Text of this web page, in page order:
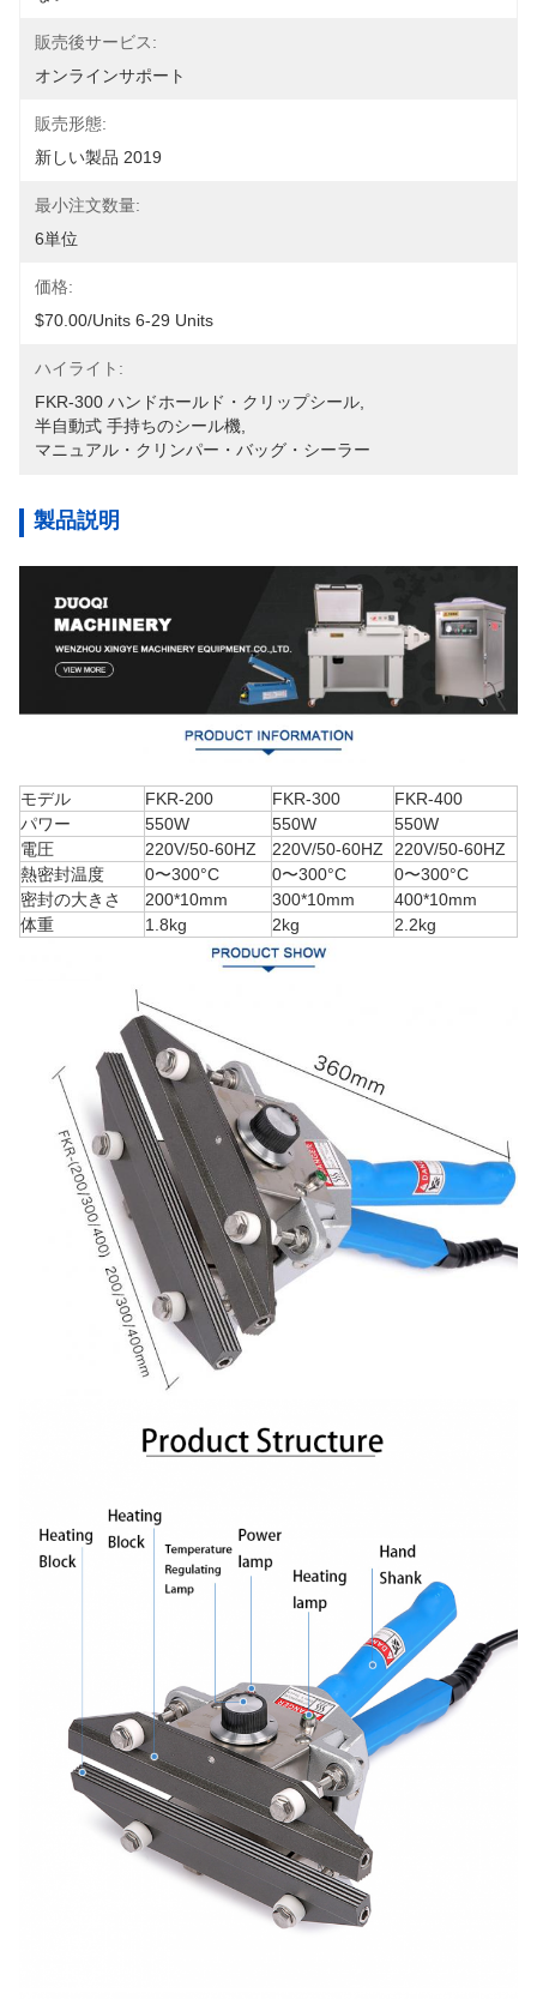
販売後サービス:
オンラインサポート
販売形態:
新しい製品 2019
最小注文数量:
6単位
価格:
$70.00/units 6-29 Units
ハイライト:
FKR-300 ハンドホールド・クリップシール
半自動式 手持ちのシール機
マニュアル・クリンパー・バッグ・シーラー
製品説明
モデル FKR-200 FKR-300
FKR-400
パワー
550W 550W
550W
電圧
220V/50-60HZ 220V/50-60HZ
220V/50-60HZ
熱密封温度
0〜300°C 0〜300°C
0〜300°C
密封の大きさ
200*10mm 300*10mm
400*10mm
体重
1.8kg 2kg 2.2kg